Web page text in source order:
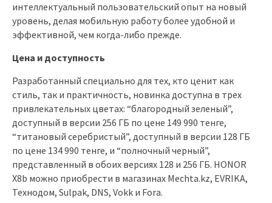
интеллектуальный пользовательский опыт на новый
уровень, делая мобильную работу более удобной и
эффективной, чем когда-либо прежде.
Цена и доступность
Разработанный специально для тех, кто ценит как
стиль, так и практичность, новинка доступна в трех
привлекательных цветах: “благородный зеленый”,
доступный в версии 256 ГБ по цене 149 990 тенге,
“титановый серебристый”, доступный в версии 128 ГБ
по цене 134 990 тенге, и “полночный черный”,
представленный в обоих версиях 128 и 256 ГБ. HONOR
X8b можно приобрести в магазинах Mechta.kz, EVRIKA,
Технодом, Sulpak, DNS, Vokk и Fora.